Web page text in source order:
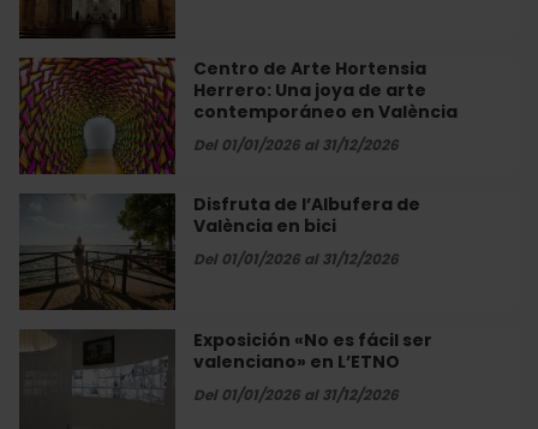
Juan
del
Hospital
Centro de Arte Hortensia
Herrero: Una joya de arte
contemporáneo en València
Del 01/01/2026 al 31/12/2026
Centro
de
Arte
Hortensia
Herrero:
Una
de
arte
contemporáneo
València
Disfruta de l’Albufera de
València en bici
Del 01/01/2026 al 31/12/2026
l’Albufera
de
València
en
bici
Exposición «No es fácil ser
valenciano» en L’ETNO
Del 01/01/2026 al 31/12/2026
Exposición